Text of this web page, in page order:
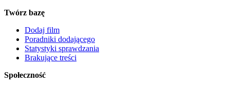
Twórz bazę
Dodaj film
Poradniki dodającego
Statystyki sprawdzania
Brakujące treści
Społeczność